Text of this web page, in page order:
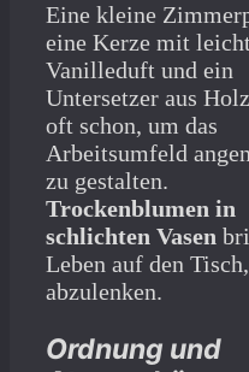
Eine kleine
eine Kerze mit
Vanilleduft und ein
Untersetzer aus
oft schon, um das
Arbeitsumfeld
zu gestalten.
Trockenblumen in
schlichten Vasen
Leben auf den
abzulenken.
Ordnung und